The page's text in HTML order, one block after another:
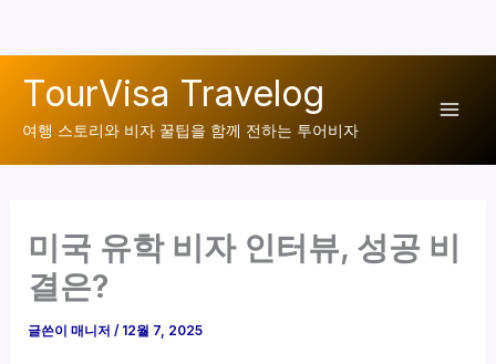
TourVisa Travelog
여행 스토리와 비자 꿀팁을 함께 전하는 투어비자
미국 유학 비자 인터뷰, 성공 비
결은?
글쓴이매니저/ 12월 7, 2025